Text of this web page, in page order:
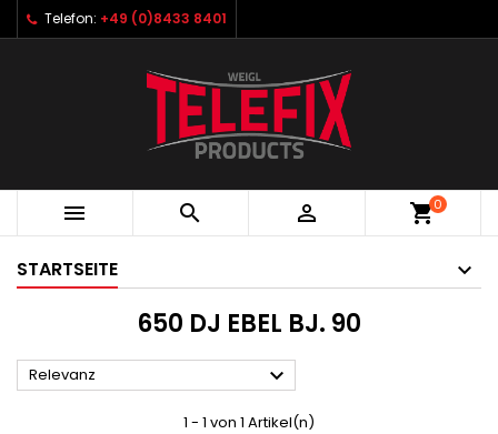
Telefon: +49 (0)8433 8401
   shopping_cart0
STARTSEITE
650 DJ EBEL BJ. 90
Relevanz 
1 - 1 von 1 Artikel(n)